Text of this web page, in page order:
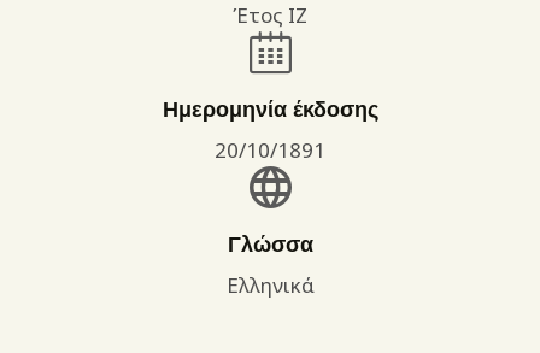
Έτος ΙΖ
Ημερομηνία έκδοσης
20/10/1891
Γλώσσα
Ελληνικά